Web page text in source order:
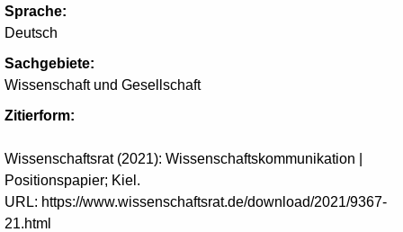
Sprache:
Deutsch
Sachgebiete:
Wissenschaft und Gesellschaft
Zitierform:
Wissenschaftsrat (2021): Wissenschaftskommunikation |
Positionspapier; Kiel.
URL: https://www.wissenschaftsrat.de/download/2021/9367-
21.html